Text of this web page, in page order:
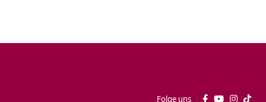
Folge uns